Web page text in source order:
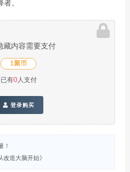
者。
藏内容需要支付
1聚币
已有0人支付
登录购买
！
改造大脑开始》